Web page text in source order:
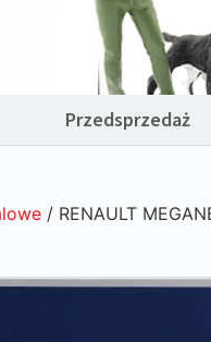
Przedsprzedaż
/ RENAULT